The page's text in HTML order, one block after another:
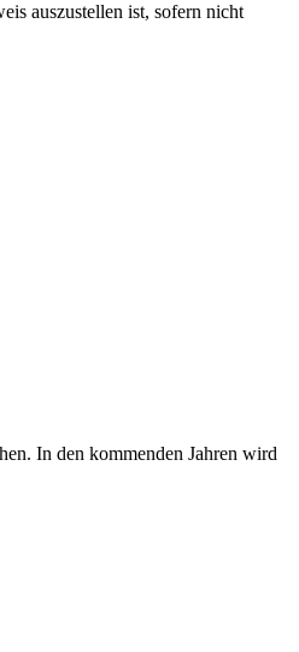
auszustellen ist, sofern nicht
In den kommenden Jahren wird